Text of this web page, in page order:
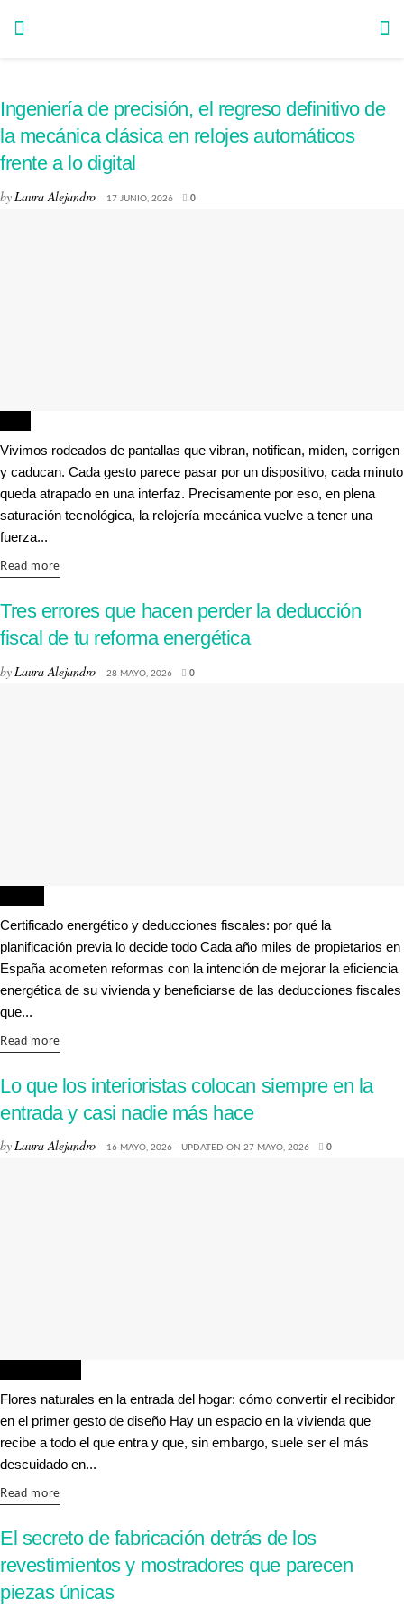
Ingeniería de precisión, el regreso definitivo de
la mecánica clásica en relojes automáticos
frente a lo digital
byLaura Alejandro 17 JUNIO, 2026 0
Vivimos rodeados de pantallas que vibran, notifican, miden, corrigen
y caducan. Cada gesto parece pasar por un dispositivo, cada minuto
queda atrapado en una interfaz. Precisamente por eso, en plena
saturación tecnológica, la relojería mecánica vuelve a tener una
fuerza...
Read moreDetails
Tres errores que hacen perder la deducción
fiscal de tu reforma energética
by Laura Alejandro 28 MAYO, 2026 0
Certificado energético y deducciones fiscales: por qué la
planificación previa lo decide todo Cada año miles de propietarios en
España acometen reformas con la intención de mejorar la eficiencia
energética de su vivienda y beneficiarse de las deducciones fiscales
que...
Read moreDetails
Lo que los interioristas colocan siempre en la
entrada y casi nadie más hace
byLaura Alejandro 16 MAYO, 2026 - UPDATED ON 27 MAYO, 2026 0
Flores naturales en la entrada del hogar: cómo convertir el recibidor
en el primer gesto de diseño Hay un espacio en la vivienda que
recibe a todo el que entra y que, sin embargo, suele ser el más
descuidado en...
Read moreDetails
El secreto de fabricación detrás de los
revestimientos y mostradores que parecen
piezas únicas